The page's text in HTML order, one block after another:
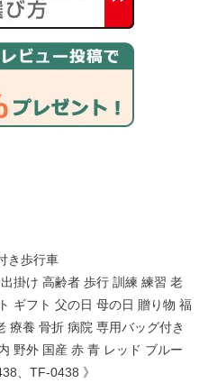
き歩行車
掛け 高齢者 歩行 訓練 練習 老
ギフト 父の日 母の日 贈り物 福
療養 骨折 病院 専用バッグ付き
野外 国産 赤 青 レッド ブルー
、TF-0438 》